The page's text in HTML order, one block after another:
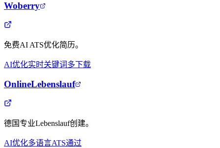
Woberry
免费AI ATS优化简历。
AI优化实时关键词 多下载
OnlineLebenslauf
德国专业Lebenslauf创建。
AI优化多语言ATS通过